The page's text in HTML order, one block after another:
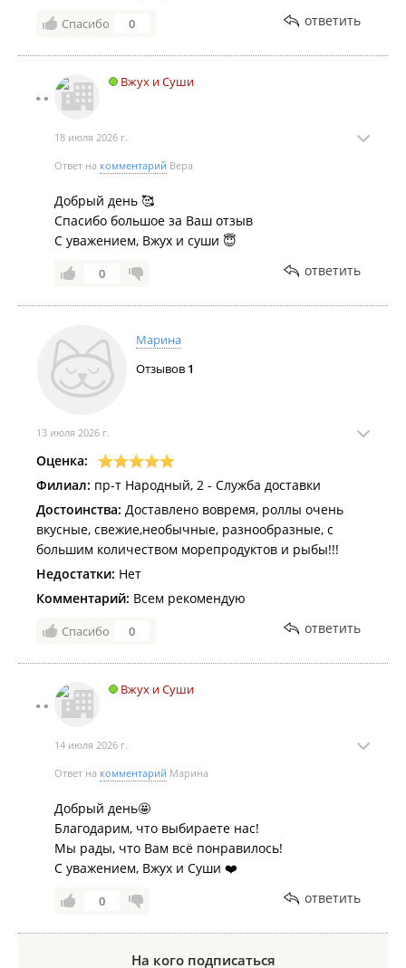
Спасибо 0 ответить
Вжух и Суши
18 июля 2026 г.
Ответ на комментарий Вера
Добрый день 🥰
Спасибо большое за Ваш отзыв
С уважением, Вжух и суши 😇
0 ответить
Марина
Отзывов 1
13 июля 2026 г.
Оценка:
Филиал: пр-т Народный, 2 - Служба доставки
Достоинства: Доставлено вовремя, роллы очень
вкусные, свежие,необычные, разнообразные, с
большим количеством морепродуктов и рыбы!!!
Недостатки: Нет
Комментарий: Всем рекомендую
Спасибо 0 ответить
Вжух и Суши
14 июля 2026 г.
Ответ на комментарий Марина
Добрый день🤩
Благодарим, что выбираете нас!
Мы рады, что Вам всё понравилось!
С уважением, Вжух и Суши ❤️
0 ответить
На кого подписаться